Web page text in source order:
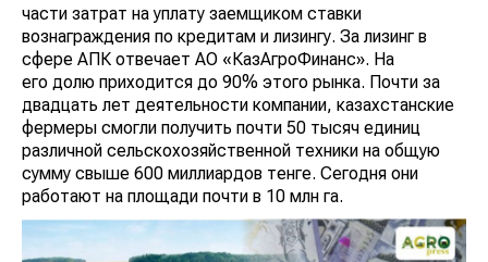
части затрат на уплату заемщиком ставки
вознаграждения по кредитам и лизингу. За лизинг в
сфере АПК отвечает АО «КазАгроФинанс». На
его долю приходится до 90% этого рынка. Почти за
двадцать лет деятельности компании, казахстанские
фермеры смогли получить почти 50 тысяч единиц
различной сельскохозяйственной техники на общую
сумму свыше 600 миллиардов тенге. Сегодня они
работают на площади почти в 10 млн га.